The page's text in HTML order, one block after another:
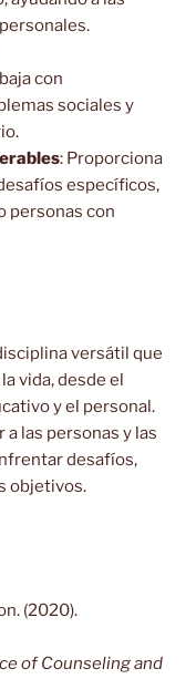
con
sociales y
: Proporciona
específicos,
personas con
versátil que
vida, desde el
y el personal.
las personas y las
desafíos,
objetivos.
(2020).
of Counseling and